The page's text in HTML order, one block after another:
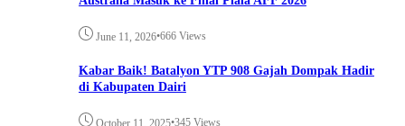
June 11, 2026•666 Views
Kabar Baik! Batalyon YTP 908 Gajah Dompak Hadir
di Kabupaten Dairi
October 11, 2025•345 Views